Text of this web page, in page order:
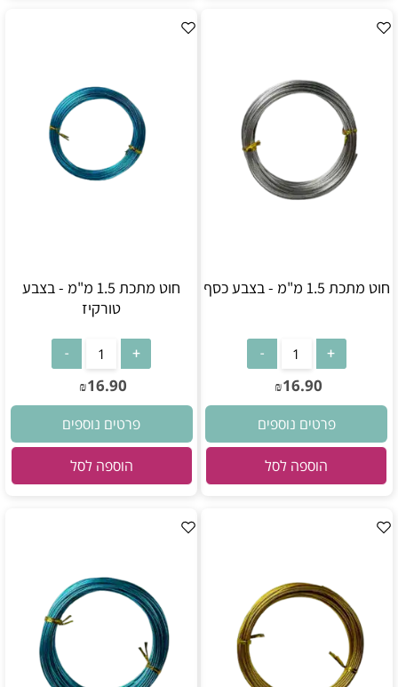
חוט מתכת 1.5 מ"מ - בצבע כסף
₪16.90
פרטים נוספים
הוספה לסל
חוט מתכת 1.5 מ"מ - בצבע
טורקיז
₪16.90
פרטים נוספים
הוספה לסל